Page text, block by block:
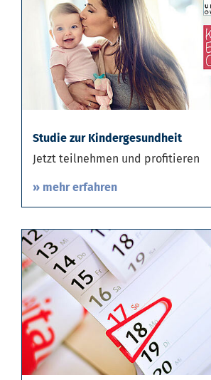
Studie zur Kindergesundheit
Jetzt teilnehmen und profitieren
» mehr erfahren